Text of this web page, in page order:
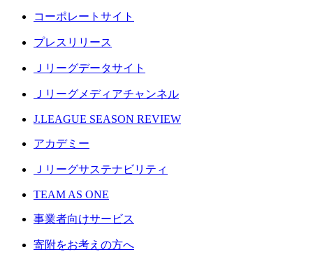
コーポレートサイト
プレスリリース
Ｊリーグデータサイト
Ｊリーグメディアチャンネル
J.LEAGUE SEASON REVIEW
アカデミー
Ｊリーグサステナビリティ
TEAM AS ONE
事業者向けサービス
寄附をお考えの方へ